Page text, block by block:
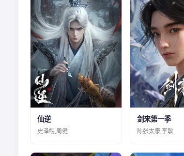
仙逆
史泽鲲,周健
剑来第一季
陈张太康,李敏